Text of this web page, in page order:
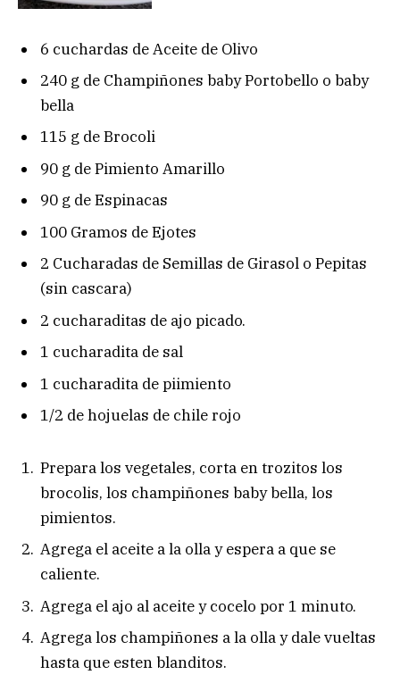
6 cuchardas de Aceite de Olivo
240 g de Champiñones baby Portobello o baby
bella
115 g de Brocoli
90 g de Pimiento Amarillo
90 g de Espinacas
100 Gramos de Ejotes
2 Cucharadas de Semillas de Girasol o Pepitas
(sin cascara)
2 cucharaditas de ajo picado.
1 cucharadita de sal
1 cucharadita de piimiento
1/2 de hojuelas de chile rojo
Prepara los vegetales, corta en trozitos los
brocolis, los champiñones baby bella, los
pimientos.
Agrega el aceite a la olla y espera a que se
caliente.
Agrega el ajo al aceite y cocelo por 1 minuto.
Agrega los champiñones a la olla y dale vueltas
hasta que esten blanditos.